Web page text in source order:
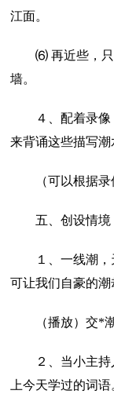
江面。
⑹ 再近些，只见
墙。
４、配着录像
来背诵这些描写潮
（可以根据录像
五、创设情境
１、一线潮，天
可让我们自豪的潮
（播放）交*潮
２、当小主持
上今天学过的词语